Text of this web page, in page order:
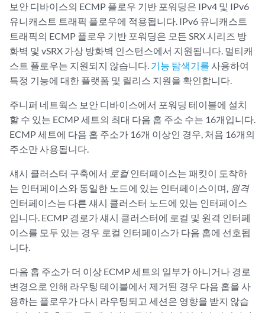
보안 디바이스의 ECMP 플로우 기반 포워딩은 IPv4 및 IPv6
유니캐스트 트래픽 플로우에 적용됩니다. IPv6 유니캐스트
트래픽의 ECMP 플로우 기반 포워딩은 모든 SRX 시리즈 방
화벽 및 vSRX 가상 방화벽 인스턴스에서 지원됩니다. 멀티캐
스트 플로우는 지원되지 않습니다. 기능 탐색기를 사용하여
특정 기능에 대한 플랫폼 및 릴리스 지원을 확인합니다.
주니퍼 네트웍스 보안 디바이스에서 포워딩 테이블에 설치
할 수 있는 ECMP 세트의 최대 다음 홉 주소 수는 16개입니다.
ECMP 세트에 다음 홉 주소가 16개 이상인 경우, 처음 16개의
주소만 사용됩니다.
섀시 클러스터 구축에서 로컬인터페이스는 패킷이 도착하
는 인터페이스와 동일한 노드에 있는 인터페이스이며, 원격
인터페이스는 다른 섀시 클러스터 노드에 있는 인터페이스
입니다. ECMP 경로가 섀시 클러스터에 로컬 및 원격 인터페
이스를 모두 있는 경우 로컬 인터페이스가 다음 홉에 선호됩
니다.
다음 홉 주소가 더 이상 ECMP 세트의 일부가 아니거나 경로
변경으로 인해 라우팅 테이블에서 제거된 경우 다음 홉을 사
용하는 플로우가 다시 라우팅되고 세션은 영향을 받지 않습